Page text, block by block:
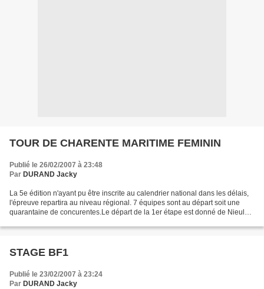
TOUR DE CHARENTE MARITIME FEMININ
Publié le 26/02/2007 à 23:48
Par DURAND Jacky
La 5e édition n'ayant pu être inscrite au calendrier national dans les délais,
l'épreuve repartira au niveau régional. 7 équipes sont au départ soit une
quarantaine de concurentes.Le départ de la 1er étape est donné de Nieul
STAGE BF1
Publié le 23/02/2007 à 23:24
Par DURAND Jacky